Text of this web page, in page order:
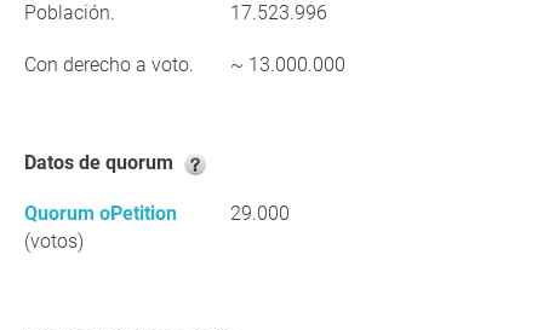
Población. 17.523.996
Con derecho a voto. ~ 13.000.000
Datos de quorum
Quorum oPetition
(votos)
29.000